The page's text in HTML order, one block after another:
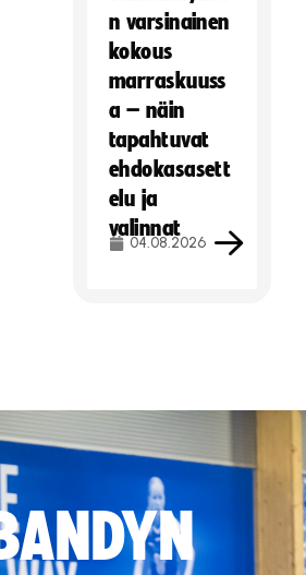
n varsinainen
kokous
marraskuuss
a – näin
tapahtuvat
ehdokasasett
elu ja
valinnat
04.08.2026